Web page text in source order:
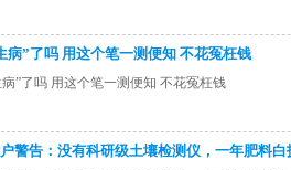
病”了吗 用这个笔一测便知 不花冤枉钱
病”了吗 用这个笔一测便知 不花冤枉钱
警告：没有科研级土壤检测仪，一年肥料白